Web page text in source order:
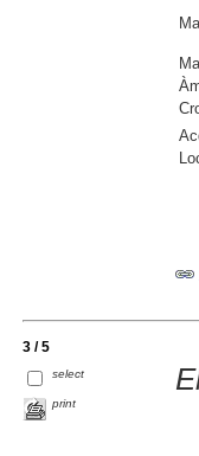
3 / 5
select
print